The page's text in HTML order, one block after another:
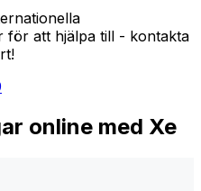
för att hjälpa till - kontakta
online med Xe